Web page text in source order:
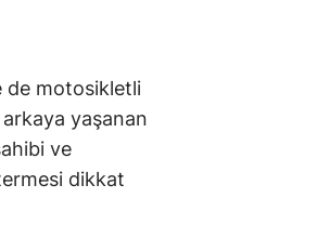
de motosikletli
yaşanan
ve
dikkat